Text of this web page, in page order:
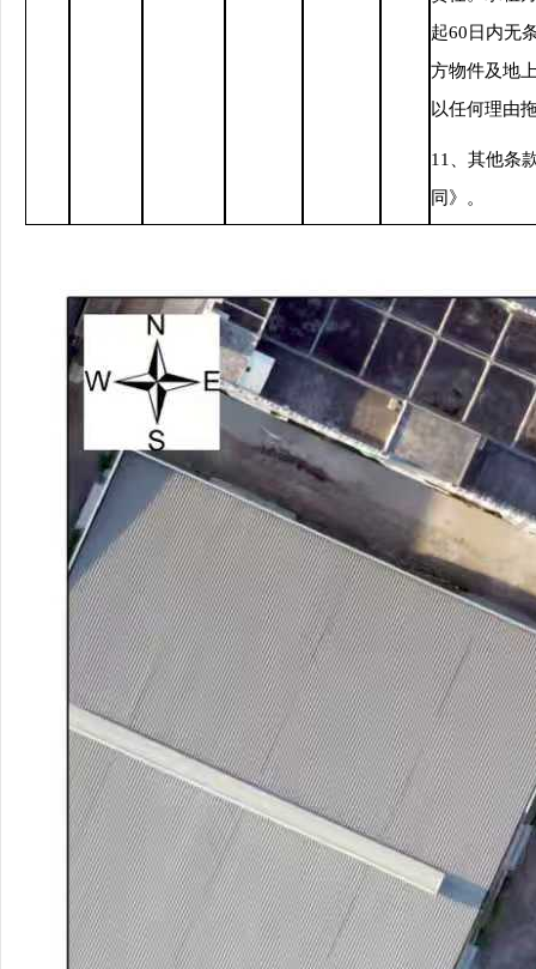
起60日内无
方物件及地
以任何理由
11、其他条
同》。